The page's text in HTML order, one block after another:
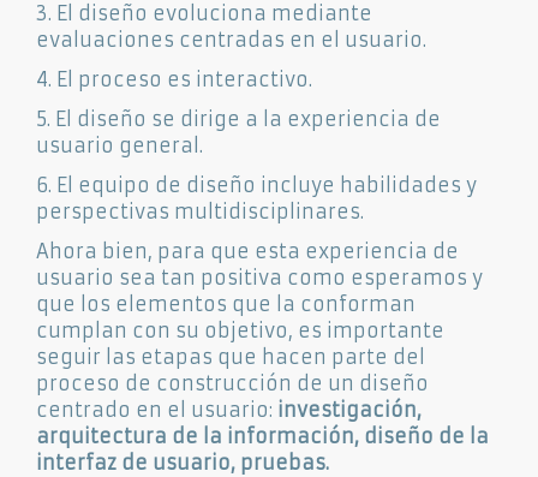
3. El diseño evoluciona mediante
evaluaciones centradas en el usuario.
4. El proceso es interactivo.
5. El diseño se dirige a la experiencia de
usuario general.
6. El equipo de diseño incluye habilidades y
perspectivas multidisciplinares.
Ahora bien, para que esta experiencia de
usuario sea tan positiva como esperamos y
que los elementos que la conforman
cumplan con su objetivo, es importante
seguir las etapas que hacen parte del
proceso de construcción de un diseño
centrado en el usuario: investigación,
arquitectura de la información, diseño de la
interfaz de usuario, pruebas.